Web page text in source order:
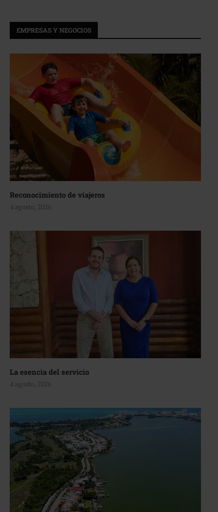
EMPRESAS Y NEGOCIOS
Reconocimiento de viajeros
4 agosto, 2026
La esencia del servicio
4 agosto, 2026